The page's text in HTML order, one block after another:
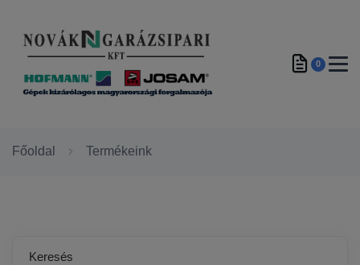
0
Főoldal Termékeink
Keresés